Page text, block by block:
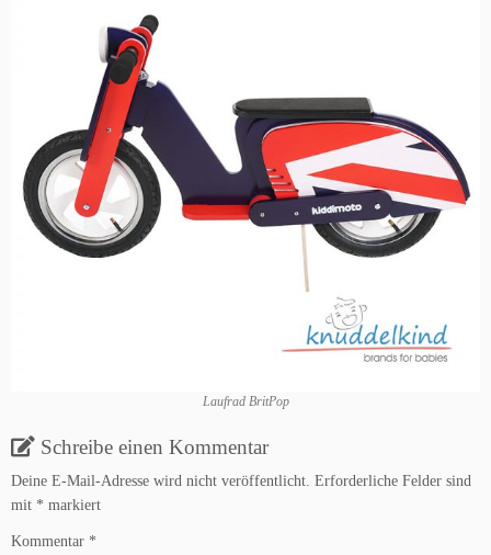
Laufrad BritPop
Schreibe einen Kommentar
Deine E-Mail-Adresse wird nicht veröffentlicht. Erforderliche Felder sind
mit * markiert
Kommentar *